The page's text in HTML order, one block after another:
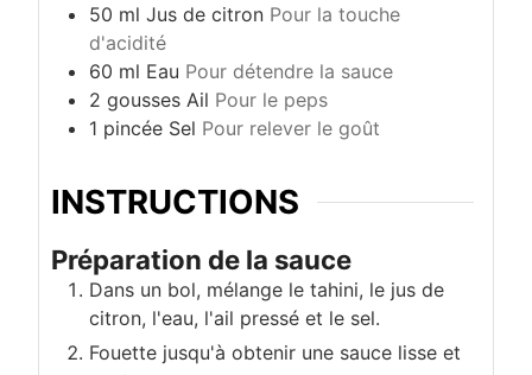
50 ml Jus de citron Pour la touche
d'acidité
60 ml Eau Pour détendre la sauce
2 gousses Ail Pour le peps
1 pincée Sel Pour relever le goût
INSTRUCTIONS
Préparation de la sauce
Dans un bol, mélange le tahini, le jus de
citron, l'eau, l'ail pressé et le sel.
Fouette jusqu'à obtenir une sauce lisse et